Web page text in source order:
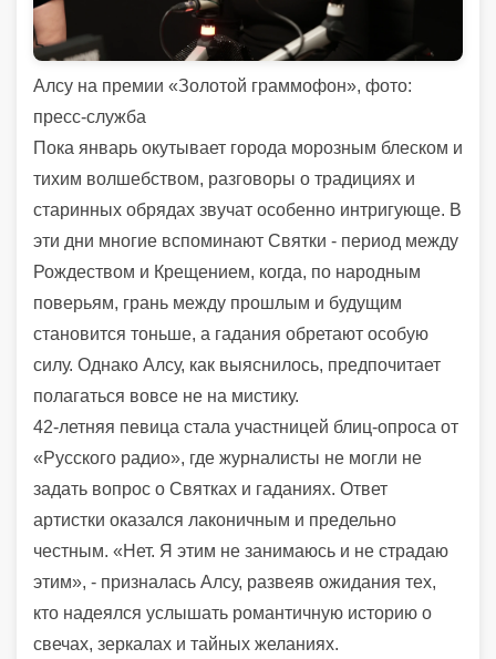
Алсу на премии «Золотой граммофон», фото:
пресс-служба
Пока январь окутывает города морозным блеском и
тихим волшебством, разговоры о традициях и
старинных обрядах звучат особенно интригующе. В
эти дни многие вспоминают Святки - период между
Рождеством и Крещением, когда, по народным
поверьям, грань между прошлым и будущим
становится тоньше, а гадания обретают особую
силу. Однако Алсу, как выяснилось, предпочитает
полагаться вовсе не на мистику.
42-летняя певица стала участницей блиц-опроса от
«Русского радио», где журналисты не могли не
задать вопрос о Святках и гаданиях. Ответ
артистки оказался лаконичным и предельно
честным. «Нет. Я этим не занимаюсь и не страдаю
этим», - призналась Алсу, развеяв ожидания тех,
кто надеялся услышать романтичную историю о
свечах, зеркалах и тайных желаниях.